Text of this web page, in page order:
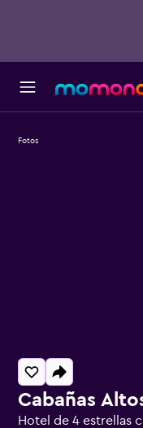
Cabañas
Hotel de 4 estrellas
Fotos